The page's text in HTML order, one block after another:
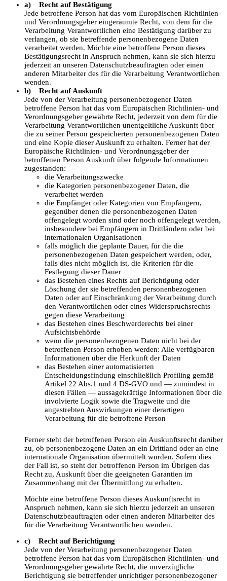
a) Recht auf Bestätigung
Jede betroffene Person hat das vom Europäischen Richtlinien-
und Verordnungsgeber eingeräumte Recht, von dem für die
Verarbeitung Verantwortlichen eine Bestätigung darüber zu
verlangen, ob sie betreffende personenbezogene Daten
verarbeitet werden. Möchte eine betroffene Person dieses
Bestätigungsrecht in Anspruch nehmen, kann sie sich hierzu
jederzeit an unseren Datenschutzbeauftragten oder einen
anderen Mitarbeiter des für die Verarbeitung Verantwortlichen
wenden.
b) Recht auf Auskunft
Jede von der Verarbeitung personenbezogener Daten
betroffene Person hat das vom Europäischen Richtlinien- und
Verordnungsgeber gewährte Recht, jederzeit von dem für die
Verarbeitung Verantwortlichen unentgeltliche Auskunft über
die zu seiner Person gespeicherten personenbezogenen Daten
und eine Kopie dieser Auskunft zu erhalten. Ferner hat der
Europäische Richtlinien- und Verordnungsgeber der
betroffenen Person Auskunft über folgende Informationen
zugestanden:
die Verarbeitungszwecke
die Kategorien personenbezogener Daten, die
verarbeitet werden
die Empfänger oder Kategorien von Empfängern,
gegenüber denen die personenbezogenen Daten
offengelegt worden sind oder noch offengelegt werden,
insbesondere bei Empfängern in Drittländern oder bei
internationalen Organisationen
falls möglich die geplante Dauer, für die die
personenbezogenen Daten gespeichert werden, oder,
falls dies nicht möglich ist, die Kriterien für die
Festlegung dieser Dauer
das Bestehen eines Rechts auf Berichtigung oder
Löschung der sie betreffenden personenbezogenen
Daten oder auf Einschränkung der Verarbeitung durch
den Verantwortlichen oder eines Widerspruchsrechts
gegen diese Verarbeitung
das Bestehen eines Beschwerderechts bei einer
Aufsichtsbehörde
wenn die personenbezogenen Daten nicht bei der
betroffenen Person erhoben werden: Alle verfügbaren
Informationen über die Herkunft der Daten
das Bestehen einer automatisierten
Entscheidungsfindung einschließlich Profiling gemäß
Artikel 22 Abs.1 und 4 DS-GVO und — zumindest in
diesen Fällen — aussagekräftige Informationen über die
involvierte Logik sowie die Tragweite und die
angestrebten Auswirkungen einer derartigen
Verarbeitung für die betroffene Person
Ferner steht der betroffenen Person ein Auskunftsrecht darüber
zu, ob personenbezogene Daten an ein Drittland oder an eine
internationale Organisation übermittelt wurden. Sofern dies
der Fall ist, so steht der betroffenen Person im Übrigen das
Recht zu, Auskunft über die geeigneten Garantien im
Zusammenhang mit der Übermittlung zu erhalten.
Möchte eine betroffene Person dieses Auskunftsrecht in
Anspruch nehmen, kann sie sich hierzu jederzeit an unseren
Datenschutzbeauftragten oder einen anderen Mitarbeiter des
für die Verarbeitung Verantwortlichen wenden.
c) Recht auf Berichtigung
Jede von der Verarbeitung personenbezogener Daten
betroffene Person hat das vom Europäischen Richtlinien- und
Verordnungsgeber gewährte Recht, die unverzügliche
Berichtigung sie betreffender unrichtiger personenbezogener